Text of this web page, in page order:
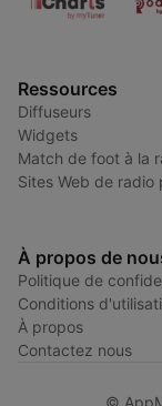
Ressources
Diffuseurs
Widgets
Match de foot à la
Sites Web de radio
À propos de
Politique de
Conditions
À propos
Contactez nous
©